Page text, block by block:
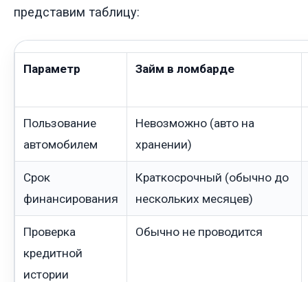
представим таблицу:
Параметр Займ в ломбарде
Пользование
автомобилем
Невозможно (авто на
хранении)
Срок
финансирования
Краткосрочный (обычно до
нескольких месяцев)
Проверка
кредитной
истории
Обычно не проводится